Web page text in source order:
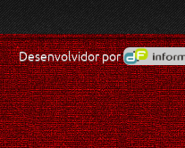
Desenvolvidor por